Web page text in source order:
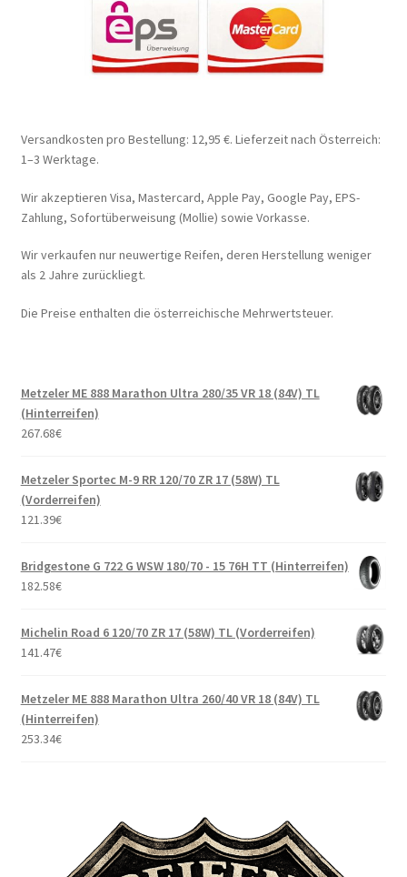
Versandkosten pro Bestellung: 12,95 €. Lieferzeit nach Österreich:
1–3 Werktage.
Wir akzeptieren Visa, Mastercard, Apple Pay, Google Pay, EPS-
Zahlung, Sofortüberweisung (Mollie) sowie Vorkasse.
Wir verkaufen nur neuwertige Reifen, deren Herstellung weniger
als 2 Jahre zurückliegt.
Die Preise enthalten die österreichische Mehrwertsteuer.
Metzeler ME 888 Marathon Ultra 280/35 VR 18 (84V) TL
(Hinterreifen)
267.68€
Metzeler Sportec M-9 RR 120/70 ZR 17 (58W) TL
(Vorderreifen)
121.39€
Bridgestone G 722 G WSW 180/70 - 15 76H TT (Hinterreifen)
182.58€
Michelin Road 6 120/70 ZR 17 (58W) TL (Vorderreifen)
141.47€
Metzeler ME 888 Marathon Ultra 260/40 VR 18 (84V) TL
(Hinterreifen)
253.34€